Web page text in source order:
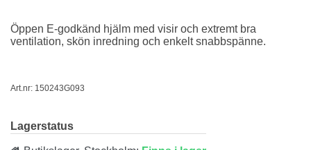
Öppen E-godkänd hjälm med visir och extremt bra
ventilation, skön inredning och enkelt snabbspänne.
Art.nr: 150243G093
Lagerstatus